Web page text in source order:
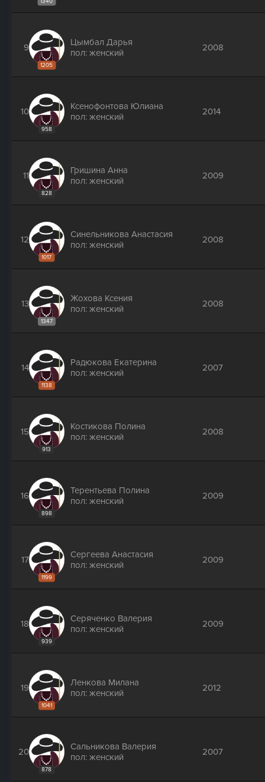
9
1205
Цымбал Дарья
пол: женский
2008
10
958
Ксенофонтова Юлиана
пол: женский
2014
11
828
Гришина Анна
пол: женский
2009
12
1017
Синельникова Анастасия
пол: женский
2008
13
1347
Жохова Ксения
пол: женский
2008
14
1138
Радюкова Екатерина
пол: женский
2007
15
913
Костикова Полина
пол: женский
2008
16
898
Терентьева Полина
пол: женский
2009
17
1199
Сергеева Анастасия
пол: женский
2009
18
939
Серяченко Валерия
пол: женский
2009
19
1041
Ленкова Милана
пол: женский
2012
20
878
Сальникова Валерия
пол: женский
2007